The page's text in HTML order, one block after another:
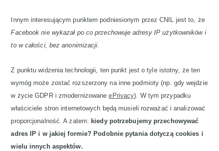
Innym interesującym punktem podniesionym przez CNIL jest to, że
Facebook nie wykazał po co przechowuje adresy IP użytkowników i
to w całości, bez anonimizacji.
Z punktu widzenia technologii, ten punkt jest o tyle istotny, że ten
wymóg może zostać rozszerzony na inne podmioty (np. gdy wejdzie
w życie GDPR i zmodernizowaneePrivacy). W tym przypadku
właściciele stron internetowych będą musieli rozważać i analizować
proporcjonalność. A zatem: kiedy potrzebujemy przechowywać
adres IP i w jakiej formie? Podobnie pytania dotyczą cookies i
wielu innych aspektów.